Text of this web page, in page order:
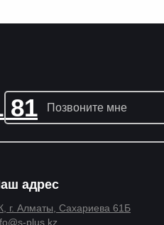
81 Позвоните мне
адрес
г. Алматы, Сахариева 61Б
plus.kz